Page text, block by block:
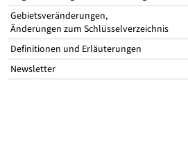
Gebietsveränderungen,
Änderungen zum Schlüsselverzeichnis
Definitionen und Erläuterungen
Newsletter